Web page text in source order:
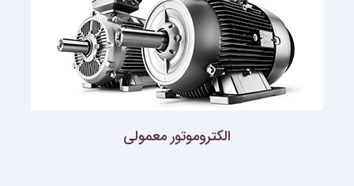
الكتروموتور معمولى